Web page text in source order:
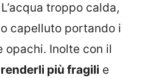
troppo calda,
capelluto portando i
opachi. Inolte con il
più fragili e